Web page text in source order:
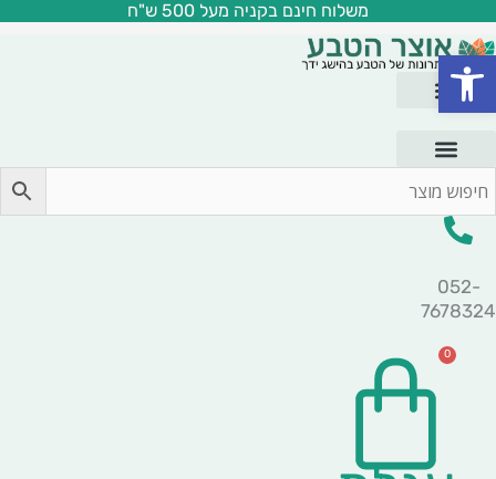
פתח סרגל נגישות
לתוכן
משלוח חינם בקניה מעל 500 ש"ח
052-
7678324
0